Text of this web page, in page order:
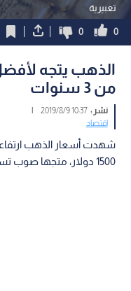
تعبيرية
0
0
الذهب يتجه
من 3 سنوات
نشر :10:37 2019/8/9
|
اقتصاد
شهدت أسعار الذهب
1500 دولار، متجها صوب تسجيل أفضل أداء أسبوعي منذ أبريل 2016.